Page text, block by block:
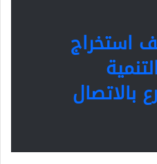
استخراج
بالاتصال